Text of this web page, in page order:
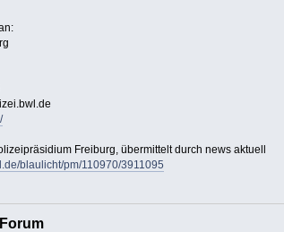
Freiburg, übermittelt durch news aktuell
blaulicht/pm/110970/3911095
Forum